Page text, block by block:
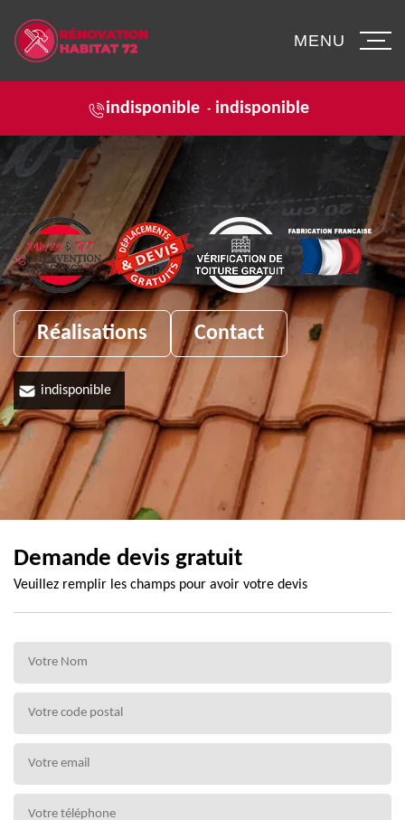
indisponible - indisponible
MENU
Réalisations Contact
indisponible
Demande devis gratuit
Veuillez remplir les champs pour avoir votre devis